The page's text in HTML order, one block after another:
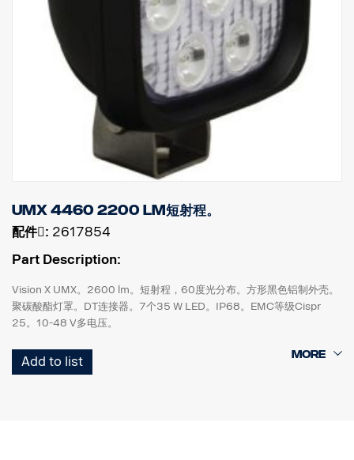
UMX 4460 2200 lm短射程。
配件􀌸: 2617854
Part Description:
Vision X UMX。2600 lm。短射程，60度光分布。方形黑色铝制外壳。
聚碳酸酯灯罩。DT连接器。7个35 W LED。IP68。EMC等级Cispr
25。10-48 V多电压。
高138 mm x 宽1119 mm x 直径75 mm。
Add to list